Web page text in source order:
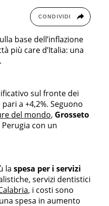
CONDIVIDI
base dell’inflazione
più care d’Italia: una
sul fronte dei
a +4,2%. Seguono
del mondo, Grosseto
con un
la spesa per i servizi
servizi dentistici
, i costi sono
spesa in aumento